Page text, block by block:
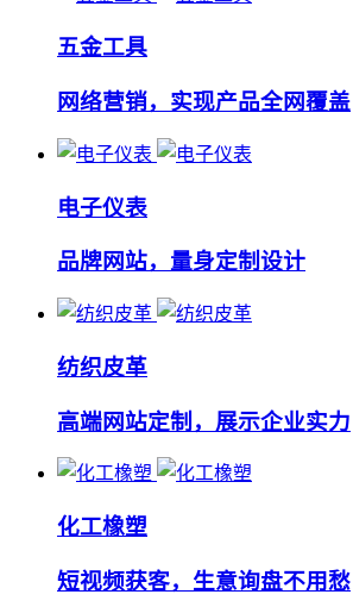
五金工具
网络营销，实现产品全网覆盖
电子仪表
品牌网站，量身定制设计
纺织皮革
高端网站定制，展示企业实力
化工橡塑
短视频获客，生意询盘不用愁